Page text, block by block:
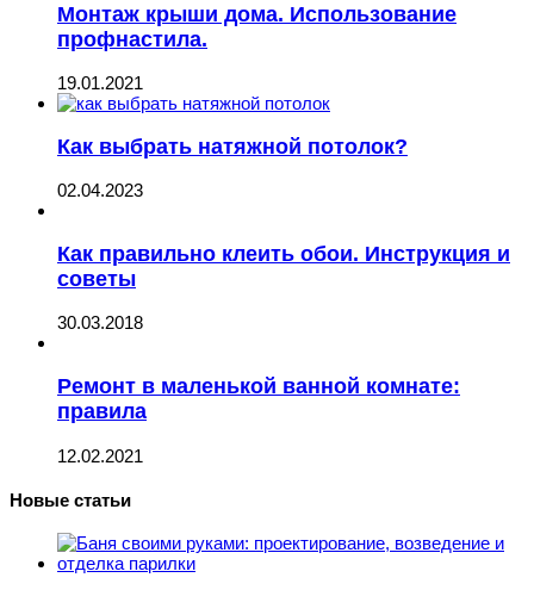
Монтаж крыши дома. Использование
профнастила.
19.01.2021
Как выбрать натяжной потолок?
02.04.2023
Как правильно клеить обои. Инструкция и
советы
30.03.2018
Ремонт в маленькой ванной комнате:
правила
12.02.2021
Новые статьи